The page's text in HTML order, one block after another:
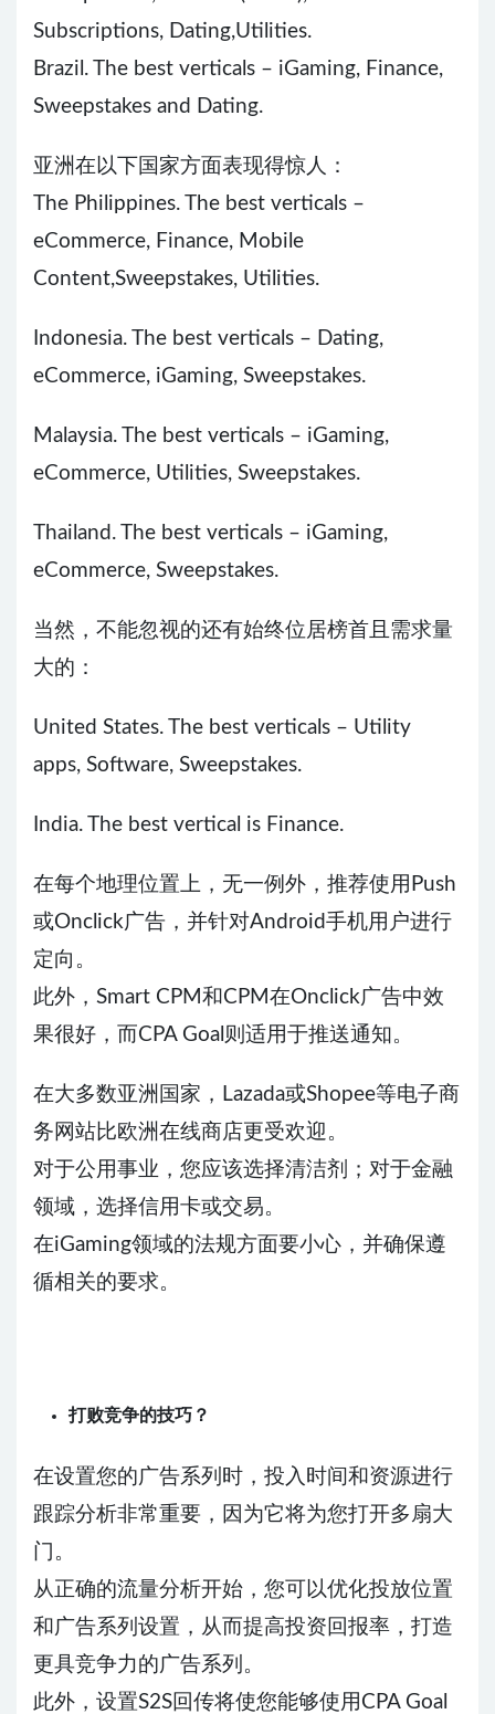
Subscriptions, Dating,Utilities.
Brazil. The best verticals – iGaming, Finance,
Sweepstakes and Dating.
亚洲在以下国家方面表现得惊人：
The Philippines. The best verticals –
eCommerce, Finance, Mobile
Content,Sweepstakes, Utilities.
Indonesia. The best verticals – Dating,
eCommerce, iGaming, Sweepstakes.
Malaysia. The best verticals – iGaming,
eCommerce, Utilities, Sweepstakes.
Thailand. The best verticals – iGaming,
eCommerce, Sweepstakes.
当然，不能忽视的还有始终位居榜首且需求量
大的：
United States. The best verticals – Utility
apps, Software, Sweepstakes.
India. The best vertical is Finance.
在每个地理位置上，无一例外，推荐使用Push
或Onclick广告，并针对Android手机用户进行
定向。
此外，Smart CPM和CPM在Onclick广告中效
果很好，而CPA Goal则适用于推送通知。
在大多数亚洲国家，Lazada或Shopee等电子商
务网站比欧洲在线商店更受欢迎。
对于公用事业，您应该选择清洁剂；对于金融
领域，选择信用卡或交易。
在iGaming领域的法规方面要小心，并确保遵
循相关的要求。
打败竞争的技巧？
在设置您的广告系列时，投入时间和资源进行
跟踪分析非常重要，因为它将为您打开多扇大
门。
从正确的流量分析开始，您可以优化投放位置
和广告系列设置，从而提高投资回报率，打造
更具竞争力的广告系列。
此外，设置S2S回传将使您能够使用CPA Goal